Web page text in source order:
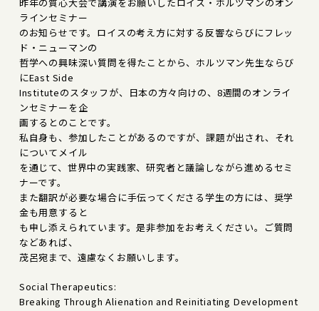
ラインセミナー
のお知らせです。ロイスの考え方に対する反響ならびにフレッ
ド・ニューマンの
哲学への興味深い質問を得たことから、ホルツマン先生ならび
にEast Side
Instituteのスタッフが、日本の方々向けの、8週間のオンライ
ンセミナーを企
画するとのことです。
私自身も、参加したことがあるのですが、課題が出され、それ
についてメイル
を通じて、世界中の実践家、研究者と議論しながら進めるセミ
ナーです。
また翻訳が必要な場合に手伝ってくださる学生の方には、奨学
金も用意すると
も申し添えられています。是非参加をお考えください。ご質問
などあれば、
茂呂宛まで、遠慮なくお願いします。
Social Therapeutics:
Breaking Through Alienation and Reinitiating Development